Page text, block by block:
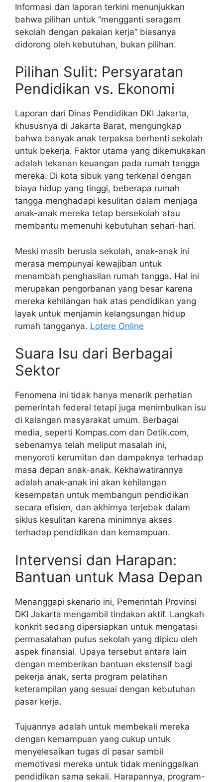
Informasi dan laporan terkini menunjukkan
bahwa pilihan untuk “mengganti seragam
sekolah dengan pakaian kerja” biasanya
didorong oleh kebutuhan, bukan pilihan.
Pilihan Sulit: Persyaratan
Pendidikan vs. Ekonomi
Laporan dari Dinas Pendidikan DKI Jakarta,
khususnya di Jakarta Barat, mengungkap
bahwa banyak anak terpaksa berhenti sekolah
untuk bekerja. Faktor utama yang dikemukakan
adalah tekanan keuangan pada rumah tangga
mereka. Di kota sibuk yang terkenal dengan
biaya hidup yang tinggi, beberapa rumah
tangga menghadapi kesulitan dalam menjaga
anak-anak mereka tetap bersekolah atau
membantu memenuhi kebutuhan sehari-hari.
Meski masih berusia sekolah, anak-anak ini
merasa mempunyai kewajiban untuk
menambah penghasilan rumah tangga. Hal ini
merupakan pengorbanan yang besar karena
mereka kehilangan hak atas pendidikan yang
layak untuk menjamin kelangsungan hidup
rumah tangganya. Lotere Online
Suara Isu dari Berbagai
Sektor
Fenomena ini tidak hanya menarik perhatian
pemerintah federal tetapi juga menimbulkan isu
di kalangan masyarakat umum. Berbagai
media, seperti Kompas.com dan Detik.com,
sebenarnya telah meliput masalah ini,
menyoroti kerumitan dan dampaknya terhadap
masa depan anak-anak. Kekhawatirannya
adalah anak-anak ini akan kehilangan
kesempatan untuk membangun pendidikan
secara efisien, dan akhirnya terjebak dalam
siklus kesulitan karena minimnya akses
terhadap pendidikan dan kemampuan.
Intervensi dan Harapan:
Bantuan untuk Masa Depan
Menanggapi skenario ini, Pemerintah Provinsi
DKI Jakarta mengambil tindakan aktif. Langkah
konkrit sedang dipersiapkan untuk mengatasi
permasalahan putus sekolah yang dipicu oleh
aspek finansial. Upaya tersebut antara lain
dengan memberikan bantuan ekstensif bagi
pekerja anak, serta program pelatihan
keterampilan yang sesuai dengan kebutuhan
pasar kerja.
Tujuannya adalah untuk membekali mereka
dengan kemampuan yang cukup untuk
menyelesaikan tugas di pasar sambil
memotivasi mereka untuk tidak meninggalkan
pendidikan sama sekali. Harapannya, program-